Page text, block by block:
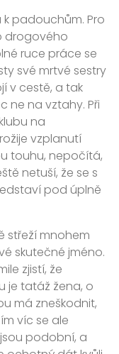
k padouchům. Pro
drogového
ruce práce se
své mrtvé sestry
v cestě, a tak
ne na vztahy. Při
na
vzplanutí
touhu, nepočítá,
netuší, že se s
pod úplně
střeží mnohem
skutečné jméno.
zjistí, že
je tatáž žena, o
má zneškodnit,
víc se ale
podobní, a